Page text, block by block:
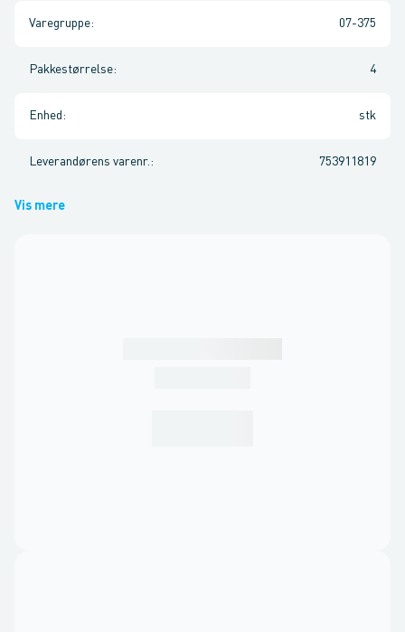
Varegruppe: 07-375
Pakkestørrelse: 4
Enhed : stk
Leverandørens varenr. : 753911819
Vis mere